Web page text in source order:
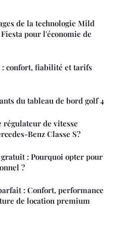
de la technologie Mild
pour l'économie de
: confort, fiabilité et tarifs
du tableau de bord golf 4
de vitesse
Benz Classe S?
: Pourquoi opter pour
?
: Confort, performance
de location premium